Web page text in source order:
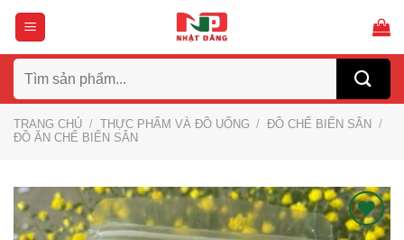
Bỏ
nội
dung
kiếm:
TRANG CHỦ / THỰC PHẨM VÀ ĐỒ UỐNG / ĐỒ CHẾ BIẾN SẴN /
ĐỒ ĂN CHẾ BIẾN SẴN